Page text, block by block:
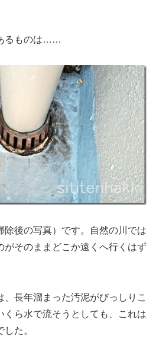
るものは……
除後の写真）です。自然の川では
がそのままどこか遠くへ行くはず
長年溜まった汚泥がびっしりこ
くら水で流そうとしても、これは
た。